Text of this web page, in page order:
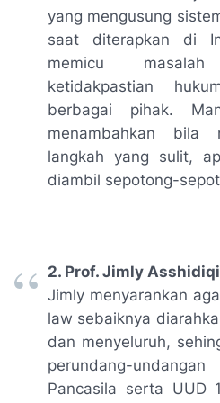
yang mengusung
saat diterapkan di
memicu
ketidakpastian
berbagai pihak.
menambahkan bila
langkah yang sulit,
diambil sepotong-
2. Prof. Jimly
Jimly menyarankan
law sebaiknya
dan menyeluruh,
perundang-
Pancasila serta UUD